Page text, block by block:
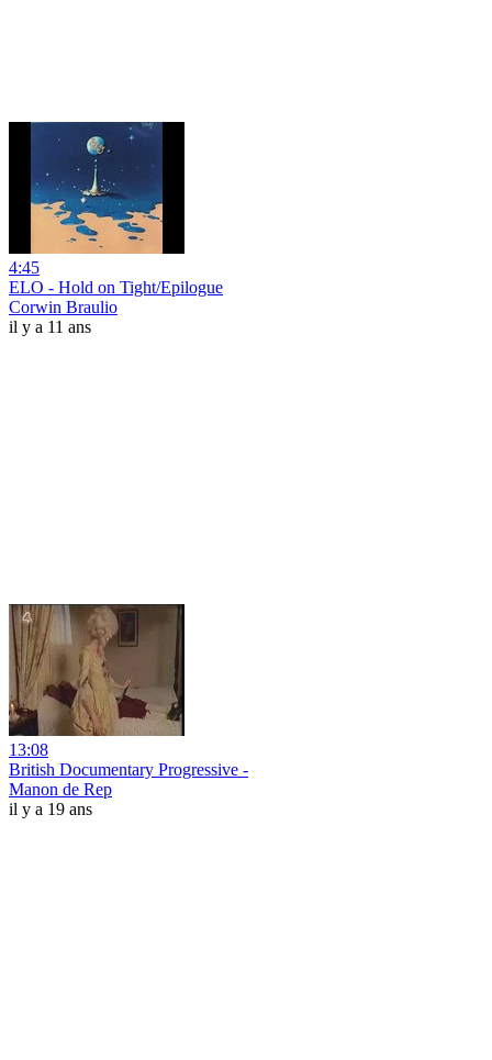
4:45
ELO - Hold on Tight/Epilogue
Corwin Braulio
il y a 11 ans
13:08
British Documentary Progressive -
Manon de Rep
il y a 19 ans